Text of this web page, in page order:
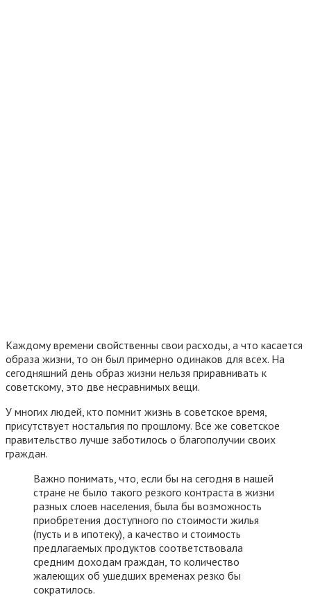
Каждому времени свойственны свои расходы, а что касается
образа жизни, то он был примерно одинаков для всех. На
сегодняшний день образ жизни нельзя приравнивать к
советскому, это две несравнимых вещи.
У многих людей, кто помнит жизнь в советское время,
присутствует ностальгия по прошлому. Все же советское
правительство лучше заботилось о благополучии своих
граждан.
Важно понимать, что, если бы на сегодня в нашей
стране не было такого резкого контраста в жизни
разных слоев населения, была бы возможность
приобретения доступного по стоимости жилья
(пусть и в ипотеку), а качество и стоимость
предлагаемых продуктов соответствовала
средним доходам граждан, то количество
жалеющих об ушедших временах резко бы
сократилось.